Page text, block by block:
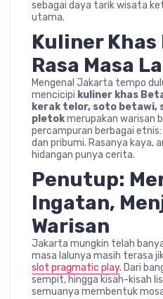
sebagai daya tarik wisata
utama.
Kuliner
Rasa Masa
Mengenal Jakarta tempo
mencicipi kuliner khas
kerak telor, soto betawi,
pletokmerupakan warisan
percampuran berbagai etnis:
dan pribumi. Rasanya kaya,
hidangan punya cerita.
Penutup:
Ingatan,
Warisan
Jakarta mungkin telah
masa lalunya masih terasa
slot pragmatic play. Dari
sempit, hingga kisah-kisah
semuanya membentuk